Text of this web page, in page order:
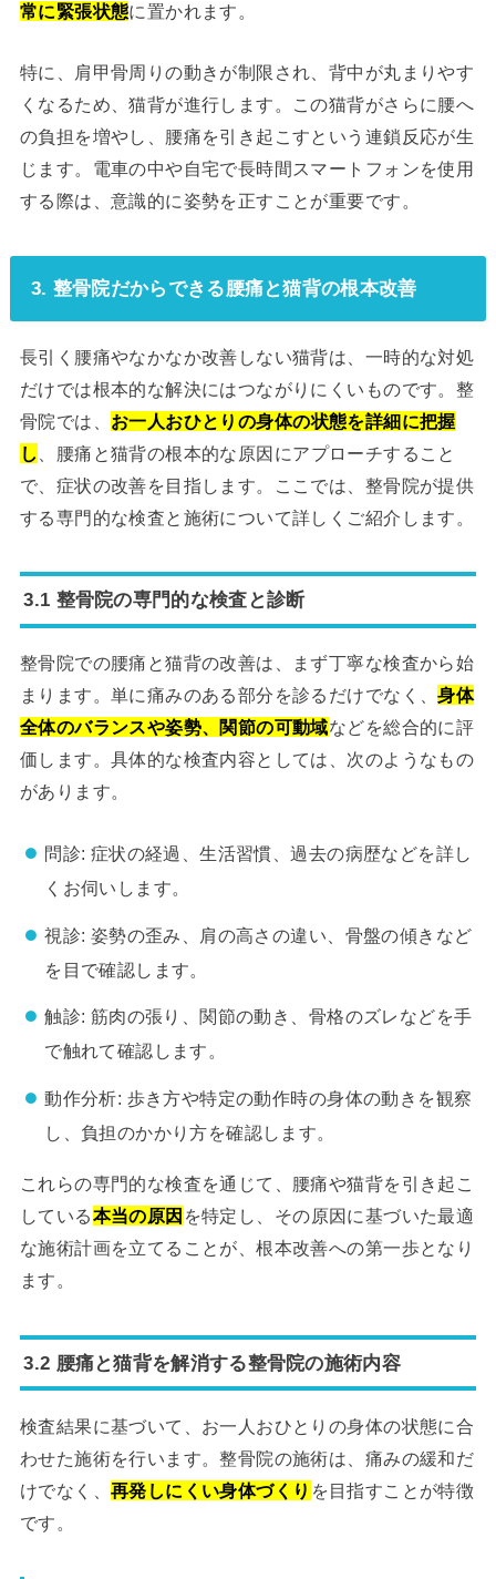
常に緊張状態に置かれます。
特に、肩甲骨周りの動きが制限され、背中が丸まりやす
くなるため、猫背が進行します。この猫背がさらに腰へ
の負担を増やし、腰痛を引き起こすという連鎖反応が生
じます。電車の中や自宅で長時間スマートフォンを使用
する際は、意識的に姿勢を正すことが重要です。
3. 整骨院だからできる腰痛と猫背の根本改善
長引く腰痛やなかなか改善しない猫背は、一時的な対処
だけでは根本的な解決にはつながりにくいものです。整
骨院では、 お一人おひとりの身体の状態を詳細に把握
し
、腰痛と猫背の根本的な原因にアプローチすること
で、症状の改善を目指します。ここでは、整骨院が提供
する専門的な検査と施術について詳しくご紹介します。
3.1 整骨院の専門的な検査と診断
整骨院での腰痛と猫背の改善は、まず丁寧な検査から始
まります。単に痛みのある部分を診るだけでなく、身体
全体のバランスや姿勢、関節の可動域などを総合的に評
価します。具体的な検査内容としては、次のようなもの
があります。
問診: 症状の経過、生活習慣、過去の病歴などを詳し
くお伺いします。
視診: 姿勢の歪み、肩の高さの違い、骨盤の傾きなど
を目で確認します。
触診: 筋肉の張り、関節の動き、骨格のズレなどを手
で触れて確認します。
動作分析: 歩き方や特定の動作時の身体の動きを観察
し、負担のかかり方を確認します。
これらの専門的な検査を通じて、腰痛や猫背を引き起こ
している本当の原因 を特定し、その原因に基づいた最適
な施術計画を立てることが、根本改善への第一歩となり
ます。
3.2 腰痛と猫背を解消する整骨院の施術内容
検査結果に基づいて、お一人おひとりの身体の状態に合
わせた施術を行います。整骨院の施術は、痛みの緩和だ
けでなく、 再発しにくい身体づくり を目指すことが特徴
です。